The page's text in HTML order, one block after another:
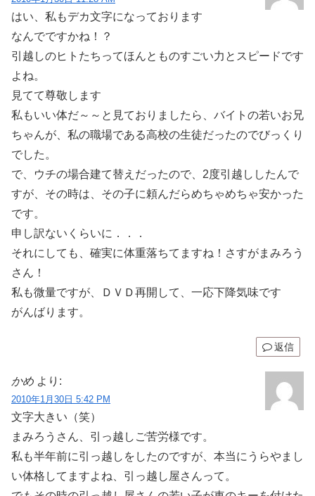
はい、私もデカ文字になっております
なんでですかね！？
引越しのヒトたちってほんとものすごい力とスピードです
よね。
見てて尊敬します
私もいい体だ～～と見ておりましたら、バイトの若いお兄
ちゃんが、私の職場である高校の生徒だったのでびっくり
でした。
で、ウチの場合建て替えだったので、2度引越ししたんで
すが、その時は、その子に頼んだらめちゃめちゃ安かった
です。
申し訳ないくらいに．．．
それにしても、確実に体重落ちてますね！さすがまみろう
さん！
私も微量ですが、ＤＶＤ再開して、一応下降気味です
がんばります。
返信
かめ より:
2010年1月30日 5:42 PM
文字大きい（笑）
まみろうさん、引っ越しご苦労様です。
私も半年前に引っ越しをしたのですが、本当にうらやまし
い体格してますよね、引っ越し屋さんって。